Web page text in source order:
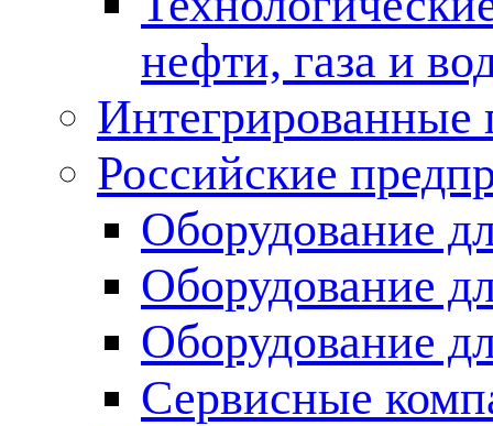
нефти, газа и
Российские
Оборудование
Оборудование
Оборудование
Сервисные